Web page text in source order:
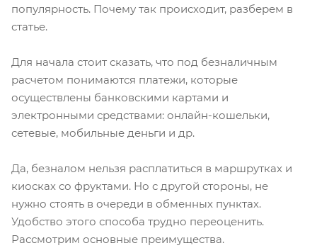
популярность. Почему так происходит, разберем в
статье.
Для начала стоит сказать, что под безналичным
расчетом понимаются платежи, которые
осуществлены банковскими картами и
электронными средствами: онлайн-кошельки,
сетевые, мобильные деньги и др.
Да, безналом нельзя расплатиться в маршрутках и
киосках со фруктами. Но с другой стороны, не
нужно стоять в очереди в обменных пунктах.
Удобство этого способа трудно переоценить.
Рассмотрим основные преимущества.